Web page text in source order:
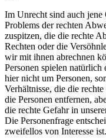
Im Unrecht sind auch jene
Problems der rechten
zuspitzen, die die rechte
Rechten oder die
wir mit ihnen abrechnen
Personen spielen
hier nicht um Personen,
Verhältnisse, die die
die Personen entfernen,
die rechte Gefahr in
Die Personenfrage
zweifellos von Interesse ist.